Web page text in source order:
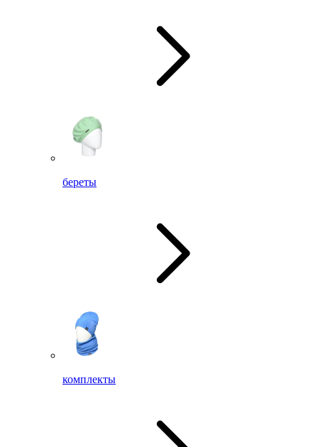
береты
комплекты